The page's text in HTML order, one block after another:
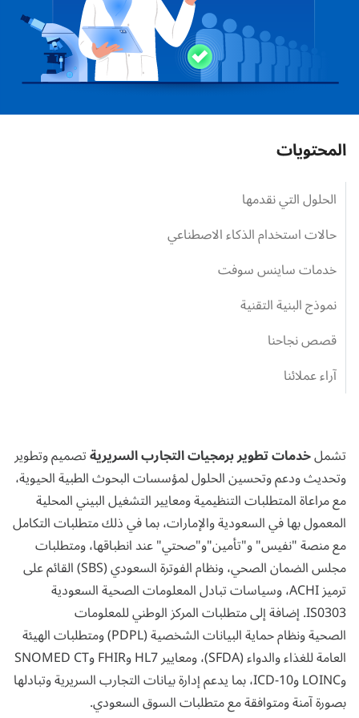
المحتويات
الحلول التي نقدمها
حالات استخدام الذكاء الاصطناعي
خدمات ساينس سوفت
نموذج البنية التقنية
قصص نجاحنا
آراء عملائنا
تشملخدمات تطوير برمجيات التجارب السريريةتصميم وتطوير
وتحديث ودعم وتحسين الحلول لمؤسسات البحوث الطبية الحيوية،
مع مراعاة المتطلبات التنظيمية ومعايير التشغيل البيني المحلية
المعمول بها في السعودية والإمارات، بما في ذلك متطلبات التكامل
مع منصة "نفيس" و"تأمين"و"صحتي" عند انطباقها، ومتطلبات
مجلس الضمان الصحي، ونظام الفوترة السعودي (SBS) القائم على
ترميز ACHI، وسياسات تبادل المعلومات الصحية السعودية
IS0303. إضافة إلى متطلبات المركز الوطني للمعلومات
الصحية
ونظام حماية البيانات الشخصية (PDPL) ومتطلبات الهيئة
العامة للغذاء والدواء (SFDA)، ومعايير HL7 وFHIR وSNOMED CT
وLOINC وICD-10، بما يدعم إدارة بيانات التجارب السريرية وتبادلها
بصورة آمنة ومتوافقة مع متطلبات السوق السعودي.